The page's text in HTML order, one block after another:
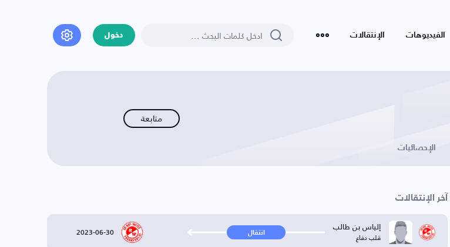
الفيديوهات الإنتقالات دخول
متابعة
الإحصائيات
آخر الإنتقالات
إلياس بن طالب
قلب دفاع انتقال 2023-06-30